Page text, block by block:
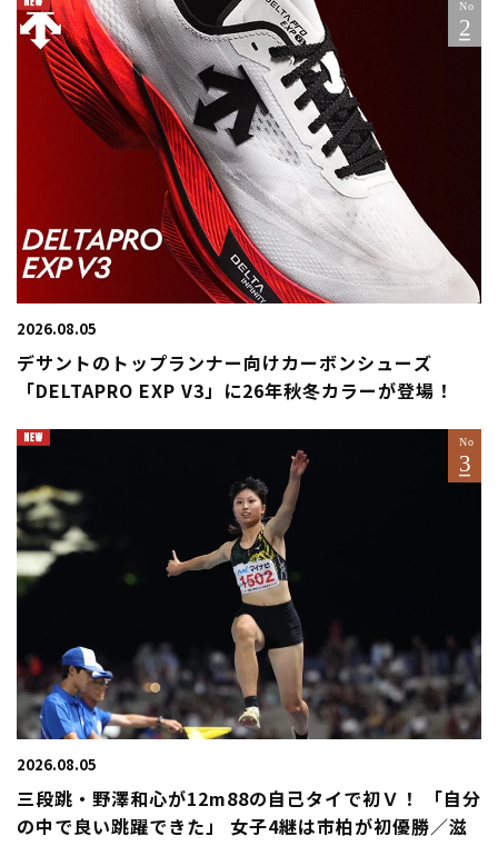
2026.08.05
デサントのトップランナー向けカーボンシューズ
「DELTAPRO EXP V3」に26年秋冬カラーが登場！
2026.08.05
三段跳・野澤和心が12m88の自己タイで初Ｖ！ 「自分
の中で良い跳躍できた」 女子4継は市柏が初優勝／滋